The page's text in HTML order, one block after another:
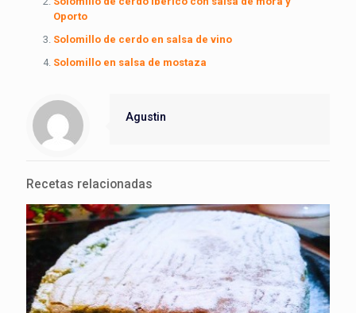
Oporto
Solomillo de cerdo en salsa de vino
Solomillo en salsa de mostaza
Agustin
Recetas relacionadas